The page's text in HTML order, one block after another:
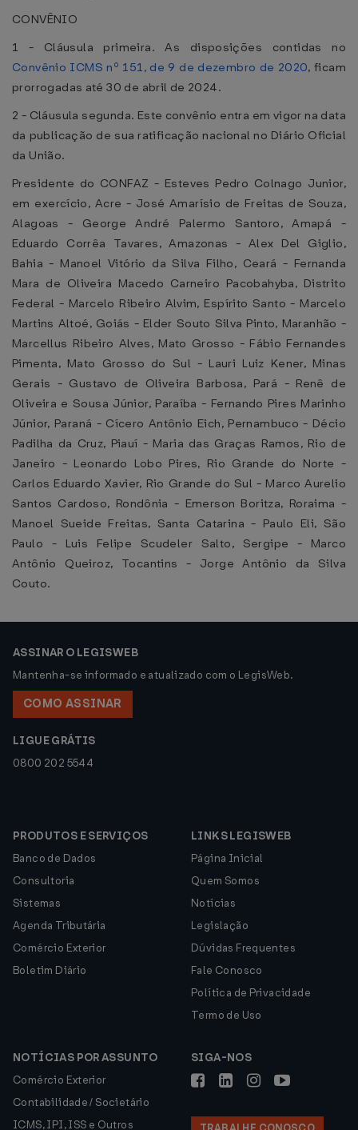
CONVÊNIO
1 - Cláusula primeira. As disposições contidas no
Convênio ICMS nº 151, de 9 de dezembro de 2020, ficam
prorrogadas até 30 de abril de 2024.
2 - Cláusula segunda. Este convênio entra em vigor na data
da publicação de sua ratificação nacional no Diário Oficial
da União.
Presidente do CONFAZ - Esteves Pedro Colnago Junior,
em exercício, Acre - José Amarísio de Freitas de Souza,
Alagoas - George André Palermo Santoro, Amapá -
Eduardo Corrêa Tavares, Amazonas - Alex Del Giglio,
Bahia - Manoel Vitório da Silva Filho, Ceará - Fernanda
Mara de Oliveira Macedo Carneiro Pacobahyba, Distrito
Federal - Marcelo Ribeiro Alvim, Espírito Santo - Marcelo
Martins Altoé, Goiás - Elder Souto Silva Pinto, Maranhão -
Marcellus Ribeiro Alves, Mato Grosso - Fábio Fernandes
Pimenta, Mato Grosso do Sul - Lauri Luiz Kener, Minas
Gerais - Gustavo de Oliveira Barbosa, Pará - Renê de
Oliveira e Sousa Júnior, Paraíba - Fernando Pires Marinho
Júnior, Paraná - Cícero Antônio Eich, Pernambuco - Décio
Padilha da Cruz, Piauí - Maria das Graças Ramos, Rio de
Janeiro - Leonardo Lobo Pires, Rio Grande do Norte -
Carlos Eduardo Xavier, Rio Grande do Sul - Marco Aurelio
Santos Cardoso, Rondônia - Emerson Boritza, Roraima -
Manoel Sueide Freitas, Santa Catarina - Paulo Eli, São
Paulo - Luis Felipe Scudeler Salto, Sergipe - Marco
Antônio Queiroz, Tocantins - Jorge Antônio da Silva
Couto.
ASSINAR O LEGISWEB
Mantenha-se informado e atualizado com o LegisWeb.
COMO ASSINAR
LIGUE GRÁTIS
0800 202 5544
PRODUTOS E SERVIÇOS
Banco de Dados
Consultoria
Sistemas
Agenda Tributária
Comércio Exterior
Boletim Diário
LINKS LEGISWEB
Página Inicial
Quem Somos
Notícias
Legislação
Dúvidas Frequentes
Fale Conosco
Política de Privacidade
Termo de Uso
NOTÍCIAS POR ASSUNTO
Comércio Exterior
Contabilidade / Societário
ICMS, IPI, ISS e Outros
SIGA-NOS